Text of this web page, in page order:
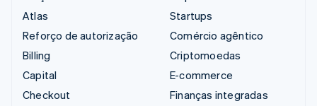
Atlas
Reforço de autorização
Billing
Capital
Checkout
Startups
Comércio agêntico
Criptomoedas
E-commerce
Finanças integradas